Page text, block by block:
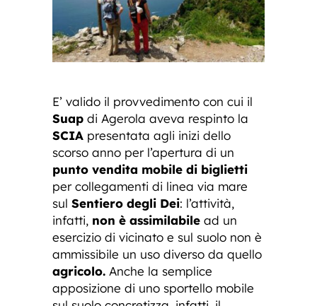
E’ valido il provvedimento con cui il
Suap di Agerola aveva respinto la
SCIA presentata agli inizi dello
scorso anno per l’apertura di un
punto vendita mobile di biglietti
per collegamenti di linea via mare
sul Sentiero degli Dei: l’attività,
infatti, non è assimilabile ad un
esercizio di vicinato e sul suolo non è
ammissibile un uso diverso da quello
agricolo. Anche la semplice
apposizione di uno sportello mobile